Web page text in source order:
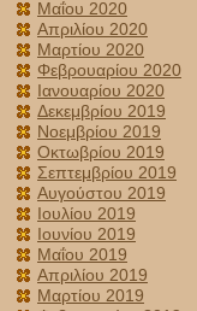
Μαΐου 2020
Απριλίου 2020
Μαρτίου 2020
Φεβρουαρίου 2020
Ιανουαρίου 2020
Δεκεμβρίου 2019
Νοεμβρίου 2019
Οκτωβρίου 2019
Σεπτεμβρίου 2019
Αυγούστου 2019
Ιουλίου 2019
Ιουνίου 2019
Μαΐου 2019
Απριλίου 2019
Μαρτίου 2019